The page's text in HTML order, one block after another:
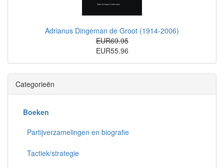
Adrianus Dingeman de Groot (1914-2006)
EUR69.95
EUR55.96
Categorieën
Boeken
Partijverzamelingen en biografie
Tactiek/strategie